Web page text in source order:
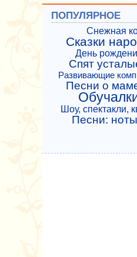
ПОПУЛЯРНОЕ
Снежная
Сказки
День
Спят
Развивающие
Песни о
Шоу, спектакли,
Песни: